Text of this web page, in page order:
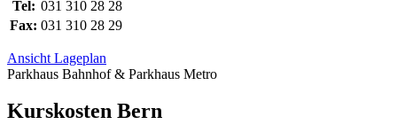
Tel: 031 310 28 28
Fax: 031 310 28 29
Ansicht Lageplan
Parkhaus Bahnhof & Parkhaus Metro
Kurskosten Bern